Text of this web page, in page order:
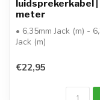
luidsprekerkabel |
meter
• 6,35mm Jack (m) -
Jack (m)
mono (2-polig)
• conn...
€22,95